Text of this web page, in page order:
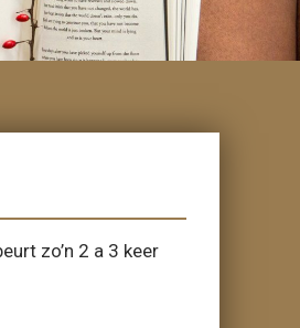
zo’n 2 a 3 keer